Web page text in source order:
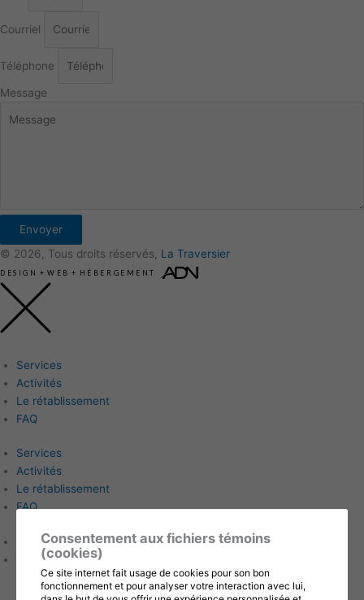
Courriel
Téléphone
Message
Envoyer
© 2026, Tous droits réservés, La Traversier
DESIGN + WEB + HÉBERGEMENT
Consentement aux fichiers témoins
(cookies)
Ce site internet fait usage de cookies pour son bon
fonctionnement et pour analyser votre interaction avec lui,
Services
Activités
Le rétablissement
FAQ
Services
Activités
Le rétablissement
FAQ
Accueil
À propos
Historique, mission, vision & valeurs
Conseil d’administration